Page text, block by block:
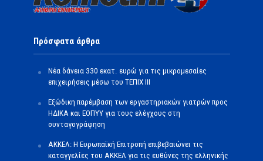
Πρόσφατα άρθρα
Νέα δάνεια 330 εκατ. ευρώ για τις μικρομεσαίες
επιχειρήσεις μέσω του ΤΕΠΙΧ ΙΙΙ
Εξώδικη παρέμβαση των εργαστηριακών γιατρών προς
ΗΔΙΚΑ και ΕΟΠΥΥ για τους ελέγχους στη
συνταγογράφηση
ΑΚΚΕΛ: Η Ευρωπαϊκή Επιτροπή επιβεβαιώνει τις
καταγγελίες του ΑΚΚΕΛ για τις ευθύνες της ελληνικής